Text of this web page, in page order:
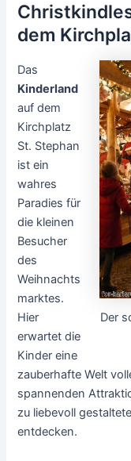
dem
Der
Das
Kinderland
auf dem
Kirchplatz
St. Stephan
ist ein
wahres
Paradies für
die kleinen
Besucher
des
Weihnachts
marktes.
Hier
erwartet die
Kinder eine
zauberhafte Welt
spannenden
zu liebevoll
entdecken.